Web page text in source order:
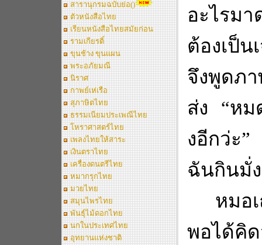
สารานุกรมฉบับย่อ()
ตัวหนังสือไทย
เรียนหนังสือไทยสมัยก่อน
รามเกียรติ์
ขุนช้าง ขุนแผน
พระอภัยมณี
นิราศ
กาพย์เห่เรือ
สุภาษิตไทย
ธรรมเนียมประเพณีไทย
โหราศาสตร์ไทย
เพลงไทยให้สาระ
เงินตราไทย
เครื่องดนตรีไทย
หมากรุกไทย
มวยไทย
สมุนไพรไทย
พันธุ์ไม้ดอกไทย
นกในประเทศไทย
อุทยานแห่งชาติ
อะไรม
ต้องเป็
จึงพูดภ
ส่ง
“หม
งอีกว่ะ”
ฉันกินมั่
หมอ
พอได้คิ